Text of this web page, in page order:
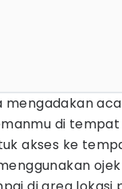
mengadakan
di tempat
akses ke